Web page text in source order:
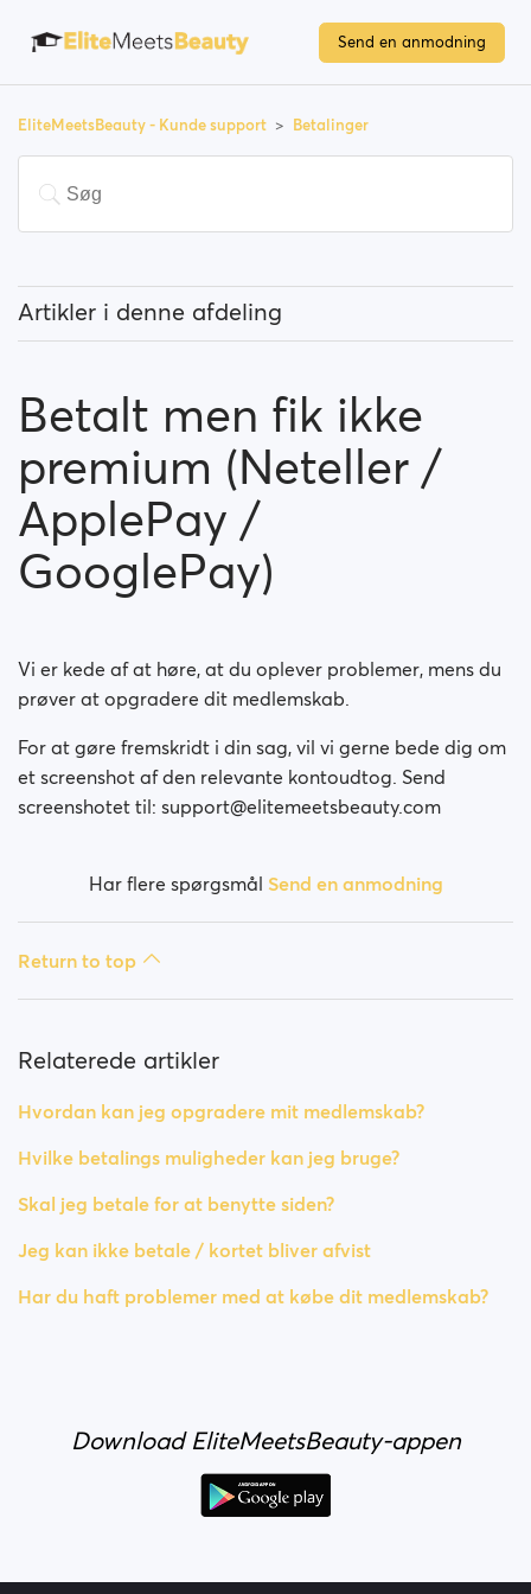
Send en anmodning
EliteMeetsBeauty - Kunde support Betalinger
Artikler i denne afdeling
Hvordan kan jeg opgradere mit medlemskab?
Hvilke betalings muligheder kan jeg bruge?
Kan jeg føle mig sikker ved at betale på
Richmeetbeautiful?
Bliver mit abonnement fornyet automatisk?
Hvordan anmoder jeg om en refusion?
GooglePay)
Payment?
Betalt men fik ikke
premium (Neteller /
ApplePay /
GooglePay)
Vi er kede af at høre, at du oplever problemer, mens du
prøver at opgradere dit medlemskab.
For at gøre fremskridt i din sag, vil vi gerne bede dig om
et screenshot af den relevante kontoudtog. Send
screenshotet til: support@elitemeetsbeauty.com
Har flere spørgsmål Send en anmodning
Return to top
Relaterede artikler
Hvordan kan jeg opgradere mit medlemskab?
Hvilke betalings muligheder kan jeg bruge?
Skal jeg betale for at benytte siden?
Jeg kan ikke betale / kortet bliver afvist
Har du haft problemer med at købe dit medlemskab?
Download EliteMeetsBeauty-appen